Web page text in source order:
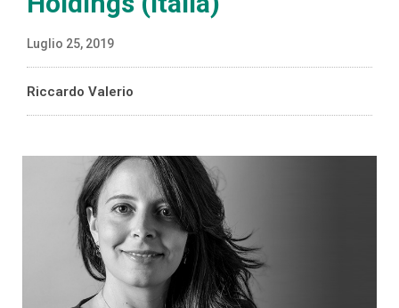
Luglio 25, 2019
Riccardo Valerio